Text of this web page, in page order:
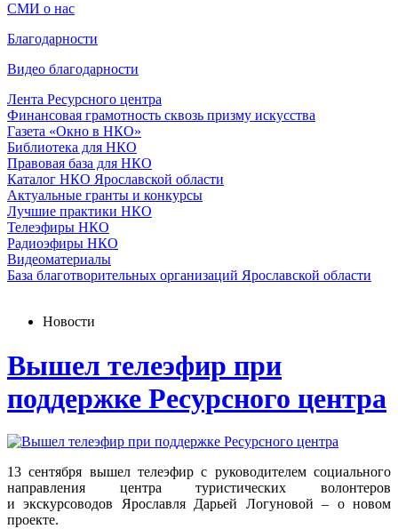
СМИ о нас
Благодарности
Видео благодарности
Лента Ресурсного центра
Финансовая грамотность сквозь призму искусства
Газета «Окно в НКО»
Библиотека для НКО
Правовая база для НКО
Каталог НКО Ярославской области
Актуальные гранты и конкурсы
Лучшие практики НКО
Телеэфиры НКО
Радиоэфиры НКО
Видеоматериалы
База благотворительных организаций Ярославской области
Новости
Вышел телеэфир при
поддержке Ресурсного центра
13 сентября вышел телеэфир с руководителем социального
направления центра туристических волонтеров
и экскурсоводов Ярославля Дарьей Логуновой – о новом
проекте.